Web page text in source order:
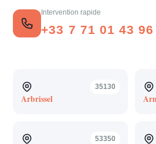
Intervention rapide
+33 7 71 01 43 96
35130
Arbrissel
53350